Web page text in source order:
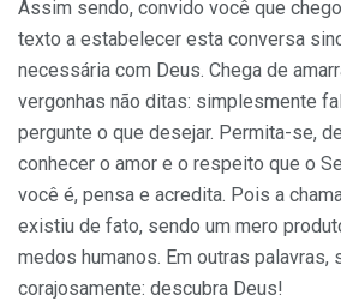
Assim sendo, convido você que
texto a estabelecer esta conversa
necessária com Deus. Chega de
vergonhas não ditas: simplesmente
pergunte o que desejar. Permita-se,
conhecer o amor e o respeito que o
você é, pensa e acredita. Pois a
existiu de fato, sendo um mero
medos humanos. Em outras palavras,
corajosamente: descubra Deus!